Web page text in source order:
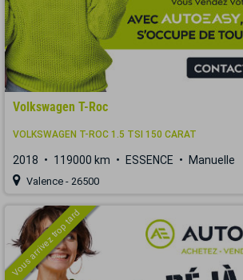
Volkswagen T-Roc
VOLKSWAGEN T-ROC 1.5 TSI 150 CARAT
2018 119000 km ESSENCE Manuelle
Valence - 26500
Vous arrivez trop tard